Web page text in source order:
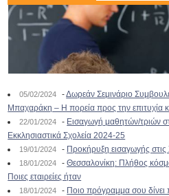
05/02/2024 -Δωρεάν Σεμινάριο
Μπαχαράκη – Η πορεία προς την επιτυχία
22/01/2024 - Εισαγωγή μαθητών/τριών
Εκκλησιαστικά Σχολεία 2024-25
19/01/2024 - Προκήρυξη εισαγωγής στις
18/01/2024 -Θεσσαλονίκη: Πλήθος
Ποιες εταιρείες ήταν
18/01/2024 - Ποιο πρόγραμμα σου